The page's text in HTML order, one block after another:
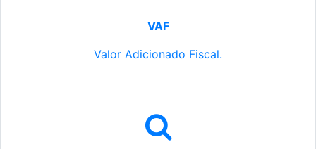
VAF
Valor Adicionado Fiscal.